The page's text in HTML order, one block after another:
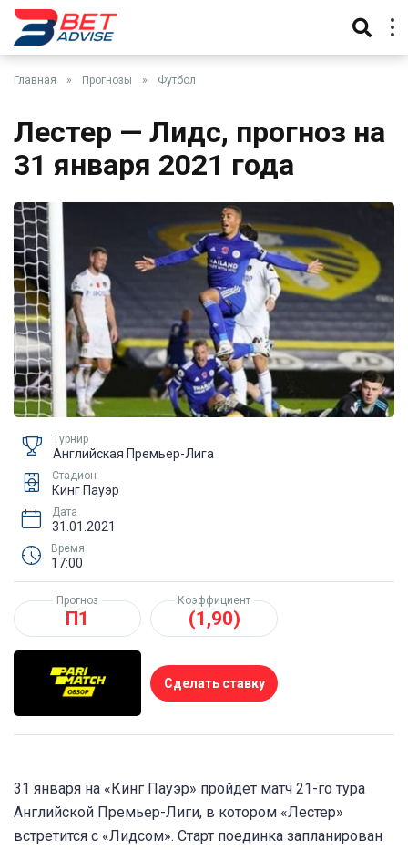
Главная » Прогнозы » Футбол
Лестер — Лидс, прогноз на
31 января 2021 года
Турнир
Английская Премьер-Лига
Стадион
Кинг Пауэр
Дата
31.01.2021
Время
17:00
Прогноз
П1
Коэффициент
(1,90)
Сделать ставку
31 января на «Кинг Пауэр» пройдет матч 21-го тура
Английской Премьер-Лиги, в котором «Лестер»
встретится с «Лидсом». Старт поединка запланирован